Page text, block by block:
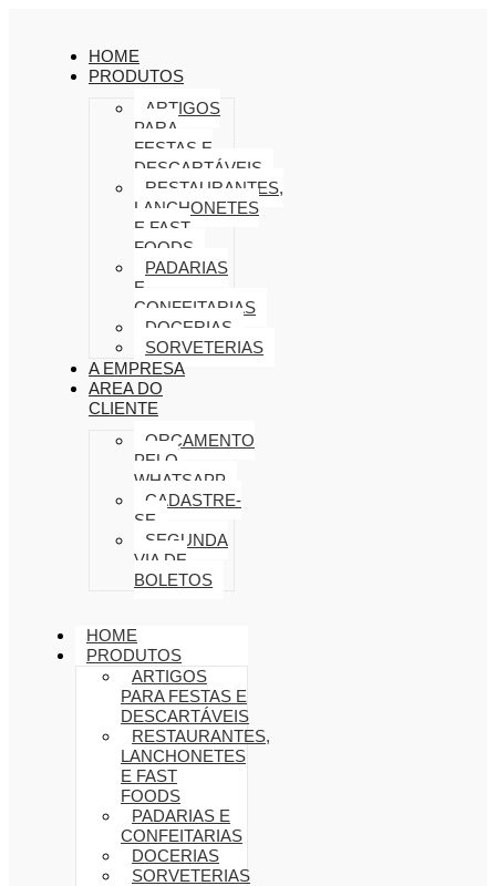
HOME
PRODUTOS
ARTIGOS
PARA
FESTAS E
DESCARTÁVEIS
RESTAURANTES,
LANCHONETES
E FAST
FOODS
PADARIAS
E
CONFEITARIAS
DOCERIAS
SORVETERIAS
A EMPRESA
AREA DO
CLIENTE
ORÇAMENTO
PELO
WHATSAPP
CADASTRE-
SE
SEGUNDA
VIA DE
BOLETOS
HOME
PRODUTOS
ARTIGOS
PARA FESTAS E
DESCARTÁVEIS
RESTAURANTES,
LANCHONETES
E FAST
FOODS
PADARIAS E
CONFEITARIAS
DOCERIAS
SORVETERIAS